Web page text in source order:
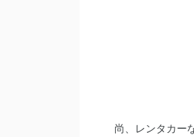
尚、レンタカー